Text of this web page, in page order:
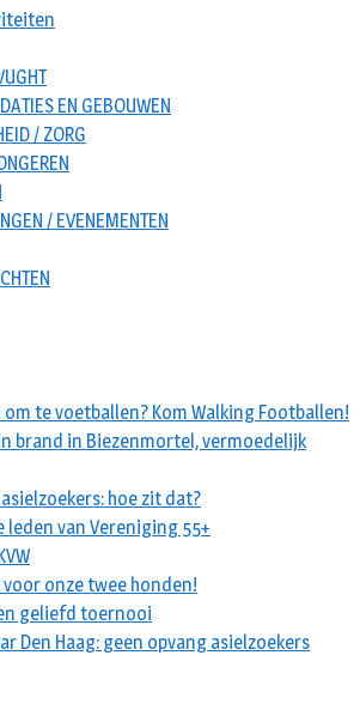
EN GEBOUWEN
/ ZORG
/ EVENEMENTEN
te voetballen? Kom Walking Footballen!
brand in Biezenmortel, vermoedelijk
hoe zit dat?
leden van Vereniging 55+
voor onze twee honden!
geliefd toernooi
Den Haag: geen opvang asielzoekers